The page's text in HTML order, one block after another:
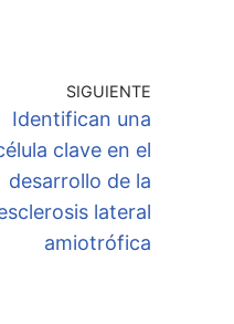
SIGUIENTE
Identifican una
clave en el
desarrollo de la
lateral
amiotrófica